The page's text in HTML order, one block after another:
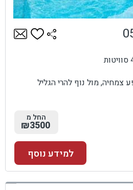
מול נוף להרי הגליל
החל מ
₪3500
למידע נוסף